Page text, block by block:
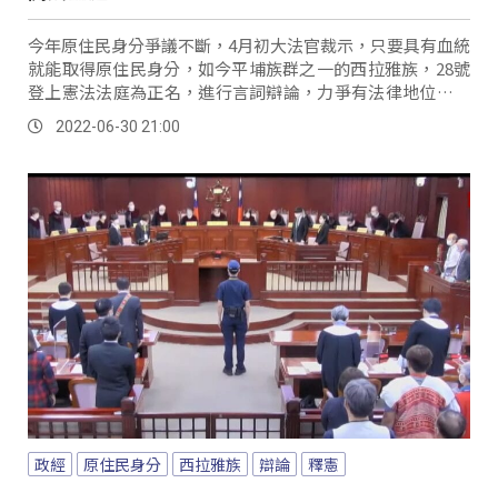
今年原住民身分爭議不斷，4月初大法官裁示，只要具有血統
就能取得原住民身分，如今平埔族群之一的西拉雅族，28號
登上憲法法庭為正名，進行言詞辯論，力爭有法律地位的原
住民身分，而這起西拉雅族正名釋憲案，當中主要爭點在
於，原住民身分法第2條第2款規定，平地原住民，是臺灣光
直系血親尊親屬屬於原住民，並申請戶籍所在地鄉、鎮、
市、區公所登記為平地原住民有案者，是否限制哪些憲法權
利？ 原民會表示肯定，西拉雅族在原住民族身分的重要性，
但話鋒一轉，僅以立法方式來規劃，平埔族群的認定機制，
以及權利體系，增列平埔族群為，「平埔原住民」身分，大
法官認為恐怕又將挑起另一項違憲爭議。
2022-06-30 21:00
政經 原住民身分 西拉雅族 辯論 釋憲